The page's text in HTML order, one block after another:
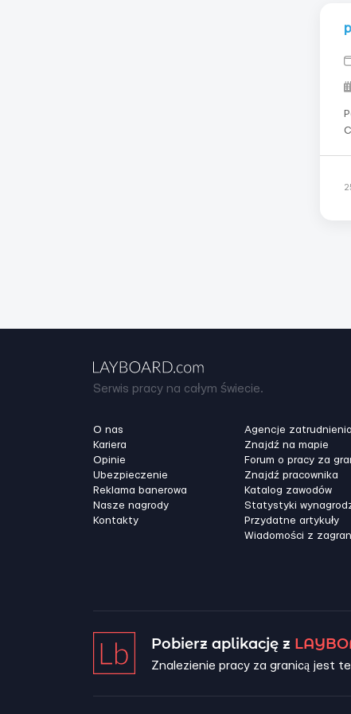
Serwis pracy na całym świecie.
O nas
Kariera
Opinie
Ubezpieczenie
Reklama banerowa
Nasze nagrody
Kontakty
Agencje zatrudnienia
Znajdź na mapie
Forum o pracy za
Znajdź pracownika
Katalog zawodów
Statystyki
Przydatne artykuły
Wiadomości z
Pobierz aplikację z
Znalezienie pracy za granicą jest